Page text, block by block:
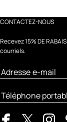
CONTACTEZ-NOUS
Recevez 15% DE
courriels.